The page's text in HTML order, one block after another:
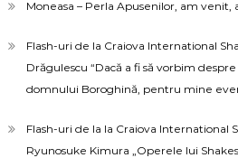
Moneasa – Perla Apusenilor, am
Flash-uri de la Craiova International
Drăgulescu “Dacă a fi să vorbim
domnului Boroghină, pentru mine
Flash-uri de la la Craiova International
Ryunosuke Kimura „Operele lui